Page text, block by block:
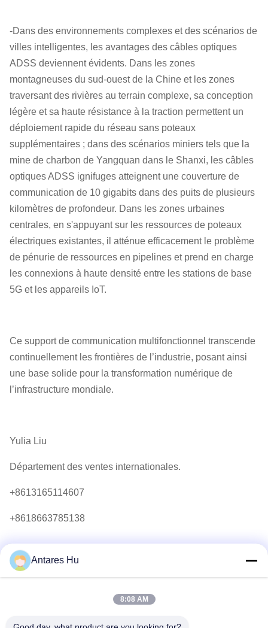
-Dans des environnements complexes et des scénarios de
villes intelligentes, les avantages des câbles optiques
ADSS deviennent évidents. Dans les zones
montagneuses du sud-ouest de la Chine et les zones
traversant des rivières au terrain complexe, sa conception
légère et sa haute résistance à la traction permettent un
déploiement rapide du réseau sans poteaux
supplémentaires ; dans des scénarios miniers tels que la
mine de charbon de Yangquan dans le Shanxi, les câbles
optiques ADSS ignifuges atteignent une couverture de
communication de 10 gigabits dans des puits de plusieurs
kilomètres de profondeur. Dans les zones urbaines
centrales, en s'appuyant sur les ressources de poteaux
électriques existantes, il atténue efficacement le problème
de pénurie de ressources en pipelines et prend en charge
les connexions à haute densité entre les stations de base
5G et les appareils IoT.
Ce support de communication multifonctionnel transcende
continuellement les frontières de l’industrie, posant ainsi
une base solide pour la transformation numérique de
l’infrastructure mondiale.
Yulia Liu
Département des ventes internationales.
+8613165114607
+8618663785138
Antares Hu
8:08 AM